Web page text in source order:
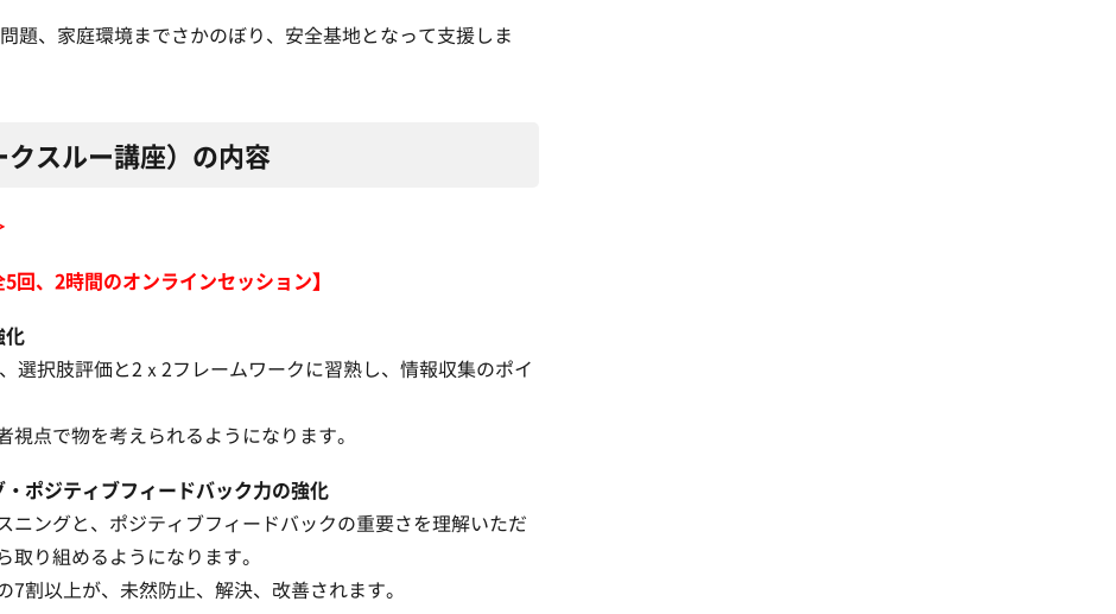
題、家庭環境までさかのぼり、安全基地となって支援しま
スルー講座）の内容
回、2時間のオンラインセッション】
化
選択肢評価と2ｘ2フレームワークに習熟し、情報収集のポイ
視点で物を考えられるようになります。
ポジティブフィードバック力の強化
ニングと、ポジティブフィードバックの重要さを理解いただ
取り組めるようになります。
7割以上が、未然防止、解決、改善されます。